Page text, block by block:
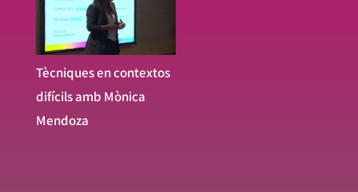
Tècniques en contextos
difícils amb Mònica
Mendoza